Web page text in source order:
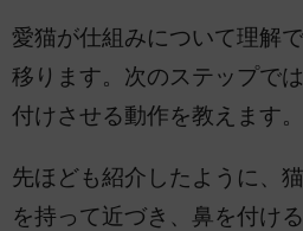
愛猫が仕組みについて理解
移ります。次のステップで
付けさせる動作を教えます。
先ほども紹介したように、
を持って近づき、鼻を付け